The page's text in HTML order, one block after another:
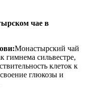
чае в
Монастырский чай
гимнема сильвестре,
клеток к
глюкозы и